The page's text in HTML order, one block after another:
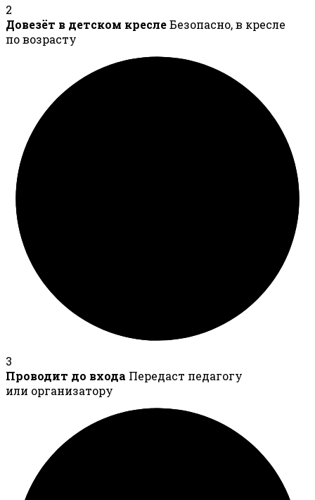
2
Довезёт в детском креслеБезопасно, в кресле
по возрасту
3
Проводит до входа Передаст педагогу
или организатору